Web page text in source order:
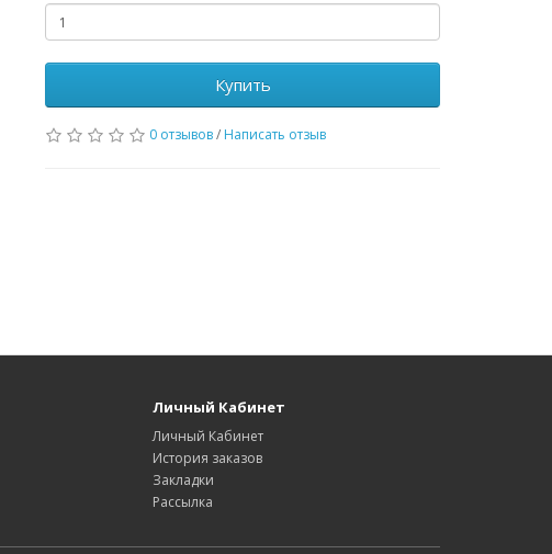
Купить
0 отзывов/ Написать отзыв
Личный Кабинет
Личный Кабинет
История заказов
Закладки
Рассылка